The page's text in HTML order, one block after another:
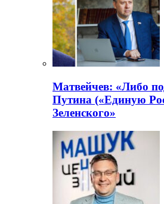
Матвейчев: «Либо
Путина («Единую
Зеленского»